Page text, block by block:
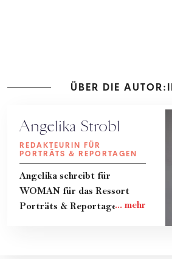
ÜBER DIE
Angelika Strobl
REDAKTEURIN FÜR
PORTRÄTS & REPORTAGEN
Angelika schreibt für
WOMAN für das Ressort
Porträts & Reportagen.